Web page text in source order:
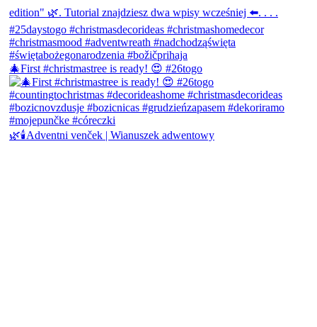
🎄First #christmastree is ready! 😍 #26togo
🌿🕯️Adventni venček | Wianuszek adwentowy